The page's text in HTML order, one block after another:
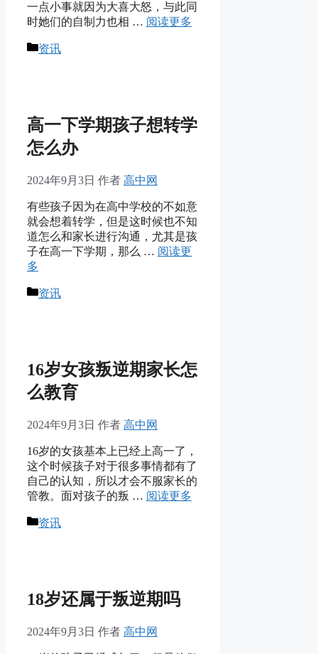
一点小事就因为大喜大怒，与此同
时她们的自制力也相 … 阅读更多
分
资讯
高一下学期孩子想转学
怎么办
2024年9月3日 作者 高中网
有些孩子因为在高中学校的不如意
就会想着转学，但是这时候也不知
道怎么和家长进行沟通，尤其是孩
子在高一下学期，那么 … 阅读更
多
分
资讯
16岁女孩叛逆期家长怎
么教育
2024年9月3日 作者 高中网
16岁的女孩基本上已经上高一了，
这个时候孩子对于很多事情都有了
自己的认知，所以才会不服家长的
管教。面对孩子的叛 … 阅读更多
分
资讯
18岁还属于叛逆期吗
2024年9月3日 作者 高中网